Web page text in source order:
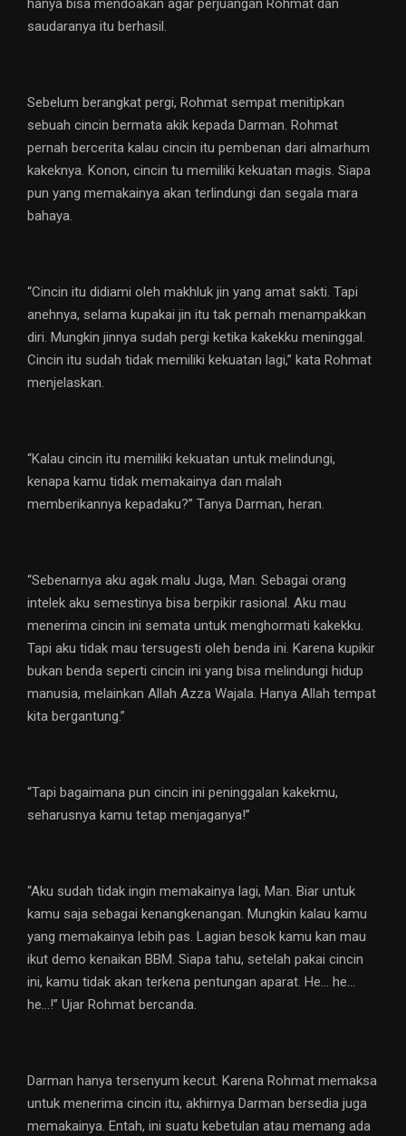
hanya bisa mendoakan agar perjuangan Rohmat dan
saudaranya itu berhasil.
Sebelum berangkat pergi, Rohmat sempat menitipkan
sebuah cincin bermata akik kepada Darman. Rohmat
pernah bercerita kalau cincin itu pembenan dari almarhum
kakeknya. Konon, cincin tu memiliki kekuatan magis. Siapa
pun yang memakainya akan terlindungi dan segala mara
bahaya.
“Cincin itu didiami oleh makhluk jin yang amat sakti. Tapi
anehnya, selama kupakai jin itu tak pernah menampakkan
diri. Mungkin jinnya sudah pergi ketika kakekku meninggal.
Cincin itu sudah tidak memiliki kekuatan lagi,” kata Rohmat
menjelaskan.
“Kalau cincin itu memiliki kekuatan untuk melindungi,
kenapa kamu tidak memakainya dan malah
memberikannya kepadaku?” Tanya Darman, heran.
“Sebenarnya aku agak malu Juga, Man. Sebagai orang
intelek aku semestinya bisa berpikir rasional. Aku mau
menerima cincin ini semata untuk menghormati kakekku.
Tapi aku tidak mau tersugesti oleh benda ini. Karena kupikir
bukan benda seperti cincin ini yang bisa melindungi hidup
manusia, melainkan Allah Azza Wajala. Hanya Allah tempat
kita bergantung.”
“Tapi bagaimana pun cincin ini peninggalan kakekmu,
seharusnya kamu tetap menjaganya!”
“Aku sudah tidak ingin memakainya lagi, Man. Biar untuk
kamu saja sebagai kenangkenangan. Mungkin kalau kamu
yang memakainya lebih pas. Lagian besok kamu kan mau
ikut demo kenaikan BBM. Siapa tahu, setelah pakai cincin
ini, kamu tidak akan terkena pentungan aparat. He… he…
he…!” Ujar Rohmat bercanda.
Darman hanya tersenyum kecut. Karena Rohmat memaksa
untuk menerima cincin itu, akhirnya Darman bersedia juga
memakainya. Entah, ini suatu kebetulan atau memang ada